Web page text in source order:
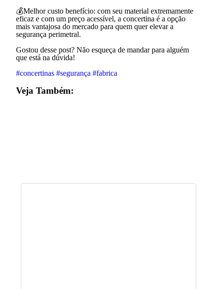
💰Melhor custo benefício: com seu material extremamente
eficaz e com um preço acessível, a concertina é a opção
mais vantajosa do mercado para quem quer elevar a
segurança perimetral.
Gostou desse post? Não esqueça de mandar para alguém
que está na dúvida!
#concertinas #segurança #fabrica
Veja Também: